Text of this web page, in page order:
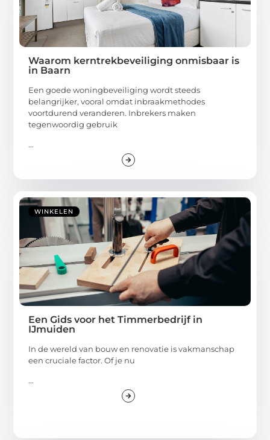
Waarom kerntrekbeveiliging onmisbaar is
in Baarn
Een goede woningbeveiliging wordt steeds
belangrijker, vooral omdat inbraakmethodes
voortdurend veranderen. Inbrekers maken
tegenwoordig gebruik
...
WINKELEN
Een Gids voor het Timmerbedrijf in
IJmuiden
In de wereld van bouw en renovatie is vakmanschap
een cruciale factor. Of je nu
...